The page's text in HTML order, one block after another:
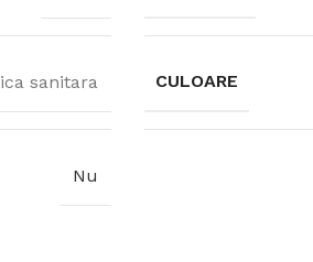
sanitara CULOARE
Nu